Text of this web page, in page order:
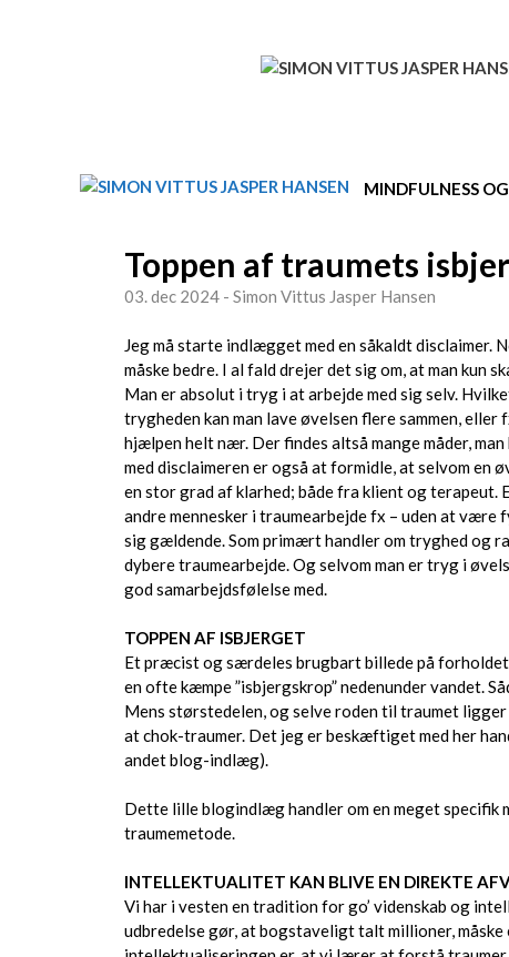
MINDFULNESS
Toppen af traumets
03. dec 2024 - Simon Vittus Jasper Hansen
Jeg må starte indlægget med en såkaldt disclaimer.
måske bedre. I al fald drejer det sig om, at man kun
Man er absolut i tryg i at arbejde med sig selv.
trygheden kan man lave øvelsen flere sammen, eller
hjælpen helt nær. Der findes altså mange måder,
med disclaimeren er også at formidle, at selvom en
en stor grad af klarhed; både fra klient og terapeut.
andre mennesker i traumearbejde fx – uden at være
sig gældende. Som primært handler om tryghed og
dybere traumearbejde. Og selvom man er tryg i
god samarbejdsfølelse med.
TOPPEN AF ISBJERGET
Et præcist og særdeles brugbart billede på
en ofte kæmpe ”isbjergskrop” nedenunder vandet.
Mens størstedelen, og selve roden til traumet
at chok-traumer. Det jeg er beskæftiget med her
andet blog-indlæg).
Dette lille blogindlæg handler om en meget specifik
traumemetode.
INTELLEKTUALITET KAN BLIVE EN DIREKTE
Vi har i vesten en tradition for go’ videnskab og
udbredelse gør, at bogstaveligt talt millioner,